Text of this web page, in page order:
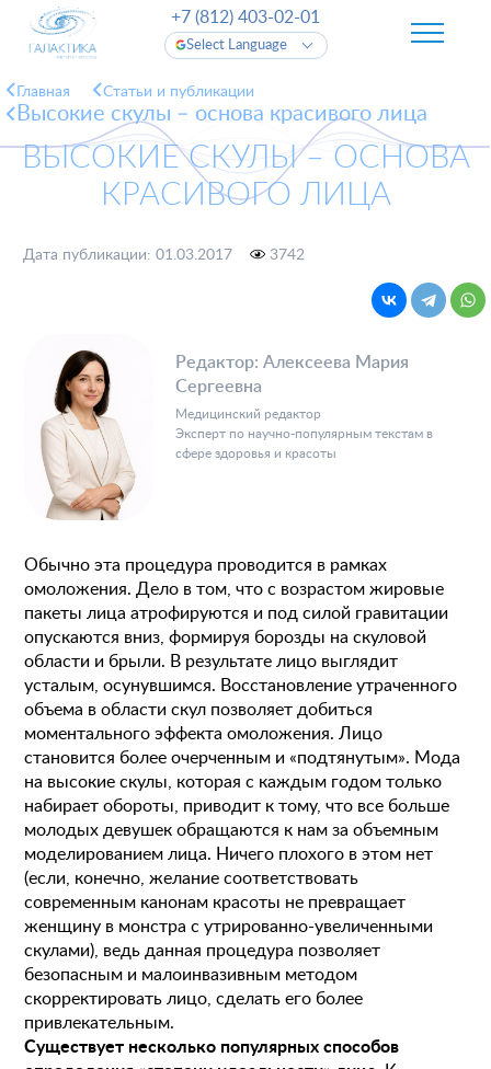
Select Language
+7 (812) 403-02-01
Главная Cтатьи и публикации
Высокие скулы – основа красивого лица
ВЫСОКИЕ СКУЛЫ – ОСНОВА
КРАСИВОГО ЛИЦА
Дата публикации: 01.03.2017 3742
Редактор: Алексеева Мария
Сергеевна
Медицинский редактор
Эксперт по научно-популярным текстам в
сфере здоровья и красоты
Обычно эта процедура проводится в рамках
омоложения. Дело в том, что с возрастом жировые
пакеты лица атрофируются и под силой гравитации
опускаются вниз, формируя борозды на скуловой
области и брыли. В результате лицо выглядит
усталым, осунувшимся. Восстановление утраченного
объема в области скул позволяет добиться
моментального эффекта омоложения. Лицо
становится более очерченным и «подтянутым». Мода
на высокие скулы, которая с каждым годом только
набирает обороты, приводит к тому, что все больше
молодых девушек обращаются к нам за объемным
моделированием лица. Ничего плохого в этом нет
(если, конечно, желание соответствовать
современным канонам красоты не превращает
женщину в монстра с утрированно-увеличенными
скулами), ведь данная процедура позволяет
безопасным и малоинвазивным методом
скорректировать лицо, сделать его более
привлекательным.
Существует несколько популярных способов